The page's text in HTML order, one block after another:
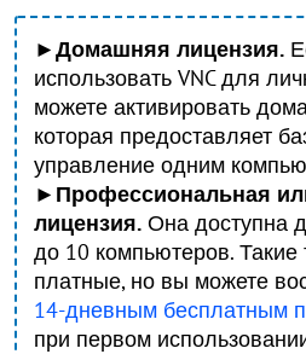
►Домашняя лицензия.
использовать VNC для
можете активировать
которая предоставляет
управление одним
►Профессиональная
лицензия. Она доступна
до 10 компьютеров. Такие
платные, но вы можете
14-дневным бесплатным
при первом